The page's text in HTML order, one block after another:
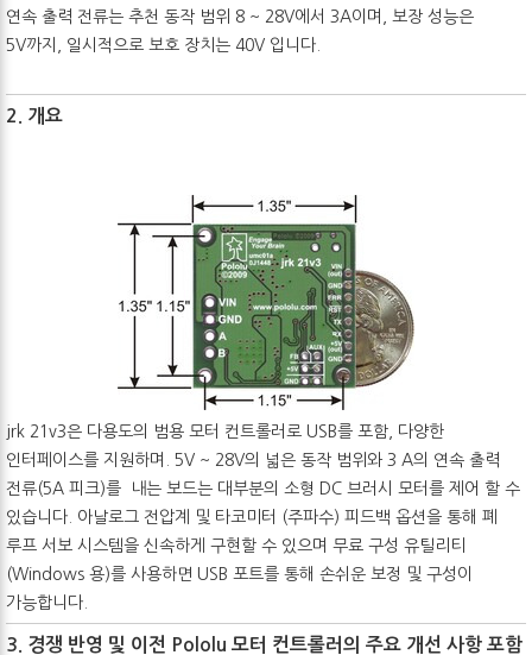
연속 출력 전류는 추천 동작 범위 8 ~ 28V에서 3A이며, 보장 성능은
5V까지, 일시적으로 보호 장치는 40V 입니다.
2. 개요
jrk 21v3은 다용도의 범용 모터 컨트롤러로 USB를 포함, 다양한
인터페이스를 지원하며. 5V ~ 28V의 넓은 동작 범위와 3 A의 연속 출력
전류(5A 피크)를 내는 보드는 대부분의 소형 DC 브러시 모터를 제어 할 수
있습니다. 아날로그 전압계 및 타코미터 (주파수) 피드백 옵션을 통해 폐
루프 서보 시스템을 신속하게 구현할 수 있으며 무료 구성 유틸리티
(Windows 용)를 사용하면 USB 포트를 통해 손쉬운 보정 및 구성이
가능합니다.
3. 경쟁 반영 및 이전 Pololu 모터 컨트롤러의 주요 개선 사항 포함